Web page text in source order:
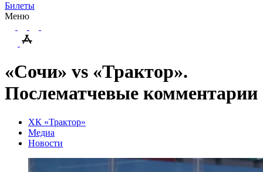
Билеты
Меню
«Сочи» vs «Трактор».
Послематчевые комментарии
ХК «Трактор»
Медиа
Новости